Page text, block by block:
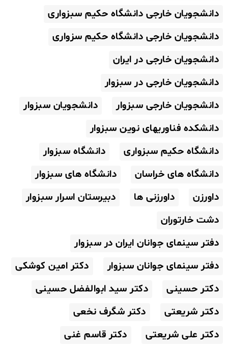
دانشجویان خارجی دانشگاه حکیم سبزواری
دانشجویان خارجی دانشگاه حکیم سزواری
دانشجویان خارجی در ایران
دانشجویان خارجی در سبزوار
دانشجویان خارجی سبزوار
دانشجویان سبزوار
دانشکده فناوریهای نوین سبزوار
دانشگاه حکیم سبزواری
دانشگاه سبزوار
دانشگاه های خراسان
دانشگاه های سبزوار
داورزن
داورزنی ها
دبیرستان اسرار سبزوار
دشت خارتوران
دفتر سینمای جوانان ایران در سبزوار
دفتر سینمای جوانان سبزوار
دکتر امین کوشکی
دکتر حسینی
دکتر سید ابوالفضل حسینی
دکتر شریعتی
دکتر شگرف نخعی
دکتر علی شریعتی
دکتر قاسم غنی